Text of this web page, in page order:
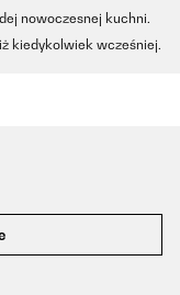
nowoczesnej kuchni.
kiedykolwiek wcześniej.